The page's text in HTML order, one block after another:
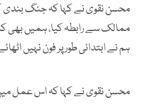
محسن نقوی نے کہا کہ جنگ بندی
ممالک سے رابطہ کیا، ہمیں بھی
ہم نے ابتدائی طور پر فون نہیں
محسن نقوی نے کہا کہ اس عمل